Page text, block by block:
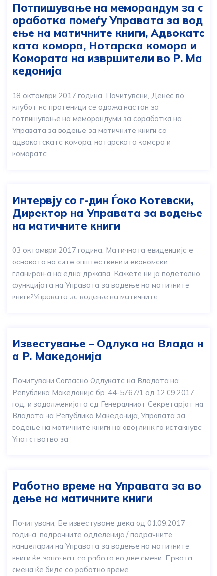
Потпишување на меморандум за с
оработка помеѓу Управата за вод
ење на матичните книги, Адвокатс
ката комора, Нотарска комора и
Комората на извршители во Р. Ма
кедонија
18 октомври 2017 година. Почитувани, Денес во
клубот на пратеници се одржа настан за
потпишување на меморандуми за соработка на
Управата за водење за матичните книги со
адвокатската комора, нотарската комора и
комората
Интервју со г-дин Ѓоко Котевски,
Директор на Управата за водење
на матичните книги
03 октомври 2017 година. Матичната евиденција е
основата на сите општествени и економски
планирања на една држава. Кажете ни ја подетално
функцијата на Управата за водење на матичните
книги?Управата за водење на матичните
Известување – Одлука на Влада н
а Р. Македонија
Почитувани,Согласно Одлуката на Владата на
Република Македонија бр. 44-5767/1 од 12.09.2017
год. и задолженијата од Генералниот Секретарјат на
Владата на Република Македонија, Управата за
водење на матичните книги на овој линк го истакнува
Упатствотво за
Работно време на Управата за во
дење на матичните книги
Почитувани, Ве известуваме дека од 01.09.2017
година, подрачните одделенија / подрачните
канцеларии на Управата за водење на матичните
книги ќе започнат со работа во две смени. Првата
смена ќе биде со работно време